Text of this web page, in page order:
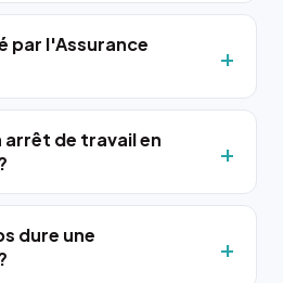
par l'Assurance
de travail en
dure une